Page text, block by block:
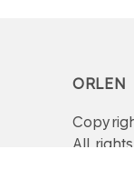
ORLEN
All